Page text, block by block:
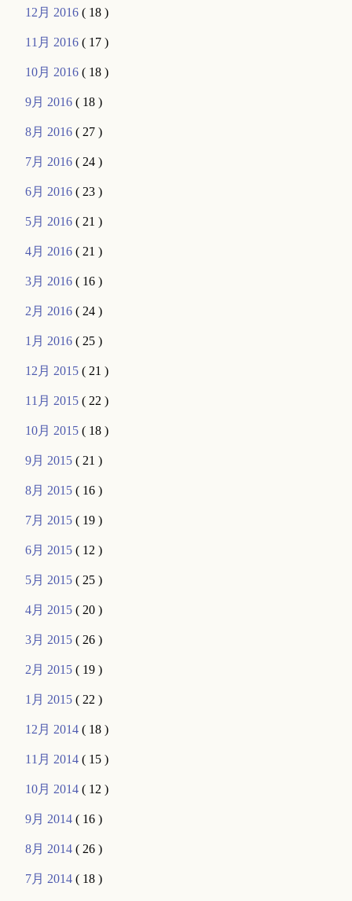
12月 2016( 18 )
11月 2016( 17 )
10月 2016( 18 )
9月 2016( 18 )
8月 2016( 27 )
7月 2016( 24 )
6月 2016( 23 )
5月 2016( 21 )
4月 2016( 21 )
3月 2016( 16 )
2月 2016( 24 )
1月 2016( 25 )
12月 2015( 21 )
11月 2015( 22 )
10月 2015( 18 )
9月 2015( 21 )
8月 2015( 16 )
7月 2015( 19 )
6月 2015( 12 )
5月 2015( 25 )
4月 2015( 20 )
3月 2015( 26 )
2月 2015( 19 )
1月 2015( 22 )
12月 2014( 18 )
11月 2014( 15 )
10月 2014( 12 )
9月 2014( 16 )
8月 2014( 26 )
7月 2014( 18 )